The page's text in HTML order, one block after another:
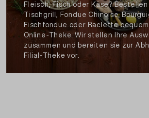
Beschreibung und Zutaten
Fleisch, Fisch oder Käse? Bestellen
Tischgrill, Fondue Chinoise,
Fischfondue oder Raclette
Online-Theke. Wir stellen Ihre
zusammen und bereiten sie zur
Filial-Theke vor.